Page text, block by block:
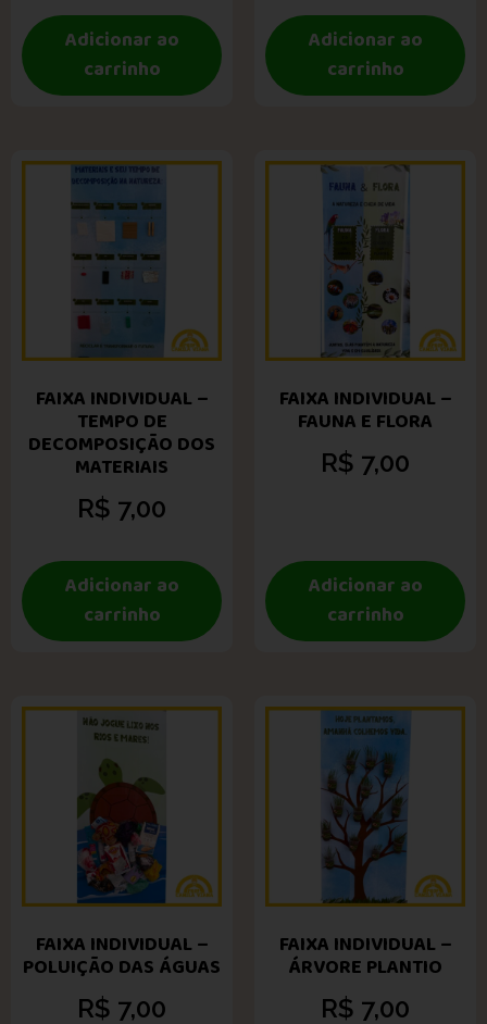
Adicionar ao
carrinho
Adicionar ao
carrinho
FAIXA INDIVIDUAL –
TEMPO DE
DECOMPOSIÇÃO DOS
MATERIAIS
R$ 7,00
Adicionar ao
carrinho
FAIXA INDIVIDUAL –
FAUNA E FLORA
R$ 7,00
Adicionar ao
carrinho
FAIXA INDIVIDUAL –
POLUIÇÃO DAS ÁGUAS
R$ 7,00
FAIXA INDIVIDUAL –
ÁRVORE PLANTIO
R$ 7,00